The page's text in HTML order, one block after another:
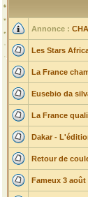
Annonce :
Les Stars
La France
Eusebio da
La France
Dakar -
Retour de
Fameux 3 août